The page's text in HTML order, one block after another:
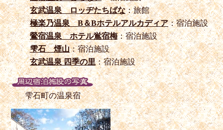
玄武温泉 ロッヂたちばな：旅館
極楽乃温泉 B＆Bホテルアルカディア：宿泊施設
鶯宿温泉 ホテル鴬宿梅：宿泊施設
雫石 煙山：宿泊施設
玄武温泉 四季の里：宿泊施設
雫石町の温泉宿